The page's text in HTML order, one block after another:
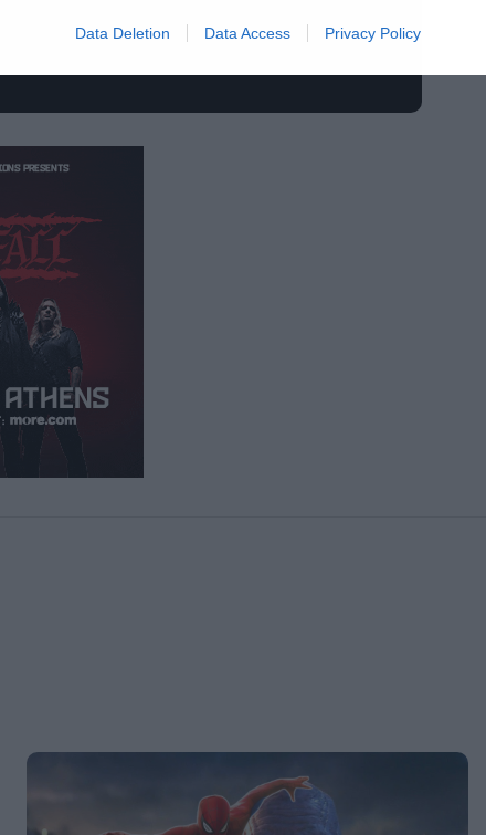
Data Deletion Data Access Privacy Policy